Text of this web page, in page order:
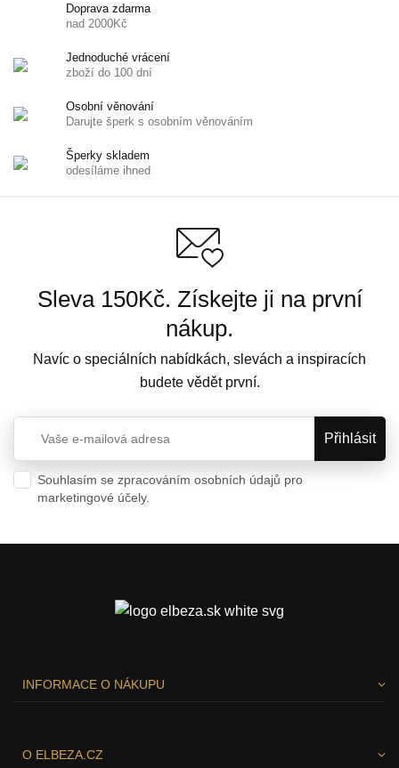
Doprava zdarma
nad 2000Kč
Jednoduché vrácení
zboží do 100 dní
Osobní věnování
Darujte šperk s osobním věnováním
Šperky skladem
odesíláme ihned
Sleva 150Kč. Získejte ji na první
nákup.
Navíc o speciálních nabídkách, slevách a inspiracích
budete vědět první.
Souhlasím se zpracováním osobních údajů pro
marketingové účely.
INFORMACE O NÁKUPU
O ELBEZA.CZ